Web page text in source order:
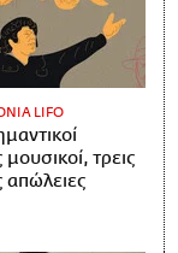
LIFO
τρεις
απώλειες